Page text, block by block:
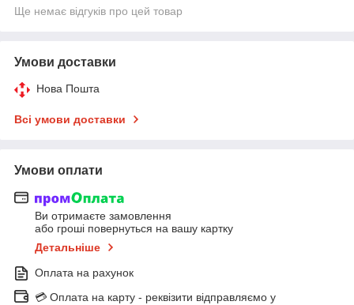
Ще немає відгуків про цей товар
Умови доставки
Нова Пошта
Всі умови доставки
Умови оплати
Ви отримаєте замовлення
або гроші повернуться на вашу картку
Детальніше
Оплата на рахунок
💳 Оплата на карту - реквізити відправляємо у